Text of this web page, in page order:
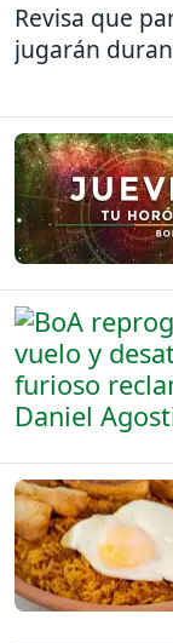
Revisa que
jugarán